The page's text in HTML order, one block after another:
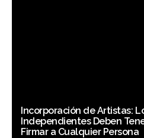
Incorporación de Artistas:
Independientes Deben
Firmar a Cualquier Persona